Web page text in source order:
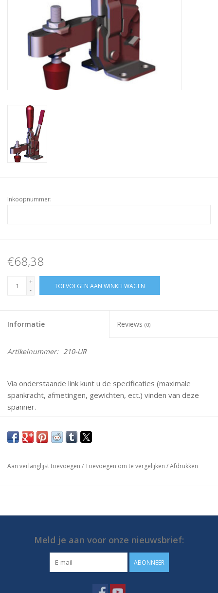
Inkoopnummer:
€68,38
+
-
TOEVOEGEN AAN WINKELWAGEN
Informatie Reviews (0)
Artikelnummer: 210-UR
Via onderstaande link kunt u de specificaties (maximale
spankracht, afmetingen, gewichten, ect.) vinden van deze
spanner.
Mochten er vragen zijn neem dan gerust contact met ons
op.
https://media.destaco.com/assetbank-
Aan verlanglijst toevoegen /Toevoegen om te vergelijken /Afdrukken
Meld je aan voor onze nieuwsbrief:
ABONNEER